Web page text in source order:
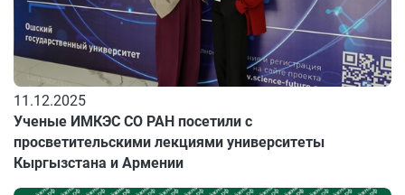
11.12.2025
Ученые ИМКЭС СО РАН посетили с
просветительскими лекциями университеты
Кыргызстана и Армении